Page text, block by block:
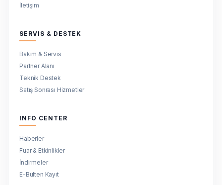
İletişim
SERVIS & DESTEK
Bakım & Servis
Partner Alanı
Teknik Destek
Satış Sonrası Hizmetler
INFO CENTER
Haberler
Fuar & Etkinlikler
İndirmeler
E-Bülten Kayıt